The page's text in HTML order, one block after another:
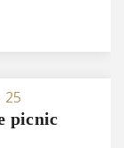
25
picnic